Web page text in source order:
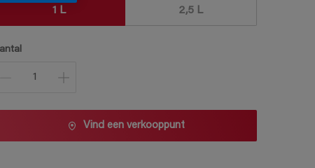
1 L 2,5 L
Vind een verkooppunt